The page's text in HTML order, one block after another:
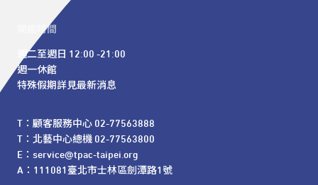
開館時間
週二至週日 12:00 -21:00
週一休館
特殊假期詳見最新消息
T：顧客服務中心 02-77563888
T：北藝中心總機 02-77563800
E：service@tpac-taipei.org
A：111081臺北市士林區劍潭路1號